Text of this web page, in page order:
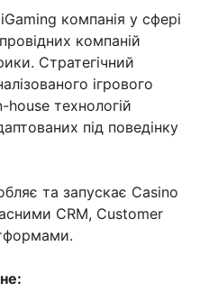
компанія у сфері
компаній
Стратегічний
ігрового
технологій
під поведінку
та запускає Casino
CRM, Customer